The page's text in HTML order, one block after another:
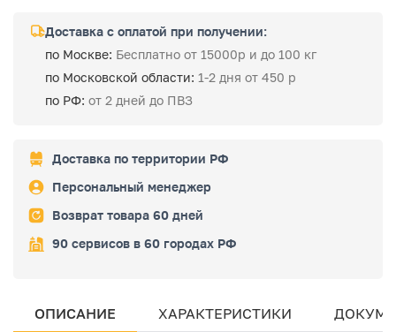
Доставка с оплатой при получении:
по Москве: Бесплатно от 15000р и до 100 кг
по Московской области: 1-2 дня от 450 р
по РФ: от 2 дней до ПВЗ
Доставка по территории РФ
Персональный менеджер
Возврат товара 60 дней
90 сервисов в 60 городах РФ
ОПИСАНИЕ ХАРАКТЕРИСТИКИ